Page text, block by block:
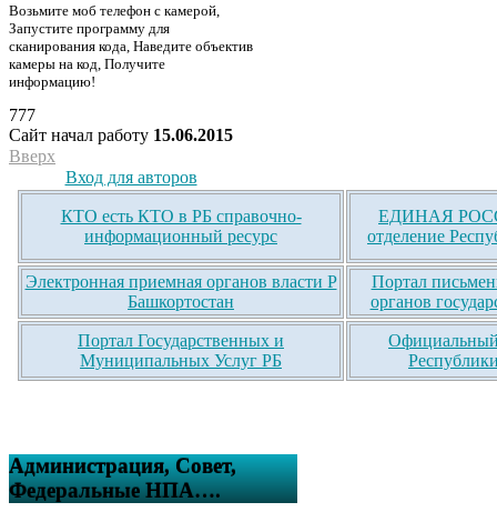
Возьмите моб телефон с камерой,
Запустите программу для
сканирования кода, Наведите объектив
камеры на код, Получите
информацию!
777
Сайт начал работу 15.06.2015
Вверх
Вход для авторов
КТО есть КТО в РБ справочно-
информационный ресурс
ЕДИНАЯ
отделение
Электронная приемная органов власти Р
Башкортостан
Портал
органов
Портал Государственных и
Муниципальных Услуг РБ
Официальный
Администрация, Совет,
Федеральные НПА….